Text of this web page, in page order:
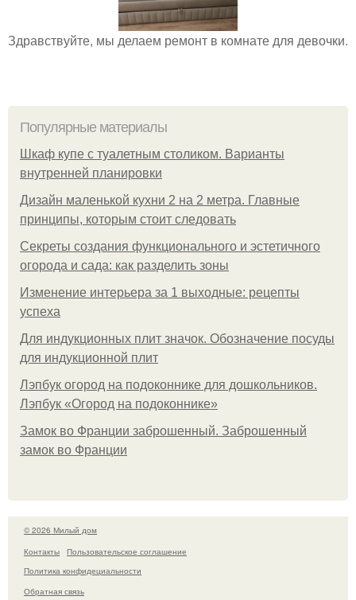
Здравствуйте, мы делаем ремонт в комнате для девочки.
Популярные материалы
Шкаф купе с туалетным столиком. Варианты
внутренней планировки
Дизайн маленькой кухни 2 на 2 метра. Главные
принципы, которым стоит следовать
Секреты создания функционального и эстетичного
огорода и сада: как разделить зоны
Изменение интерьера за 1 выходные: рецепты
успеха
Для индукционных плит значок. Обозначение посуды
для индукционной плит
Лэпбук огород на подоконнике для дошкольников.
Лэпбук «Огород на подоконнике»
Замок во Франции заброшенный. Заброшенный
замок во Франции
© 2026 Милый дом
Контакты
Пользовательское соглашение
Политика конфидециальности
Обратная связь